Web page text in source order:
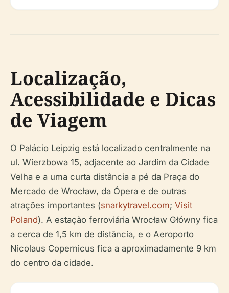
Localização,
Acessibilidade e Dicas
de Viagem
O Palácio Leipzig está localizado centralmente na
ul. Wierzbowa 15, adjacente ao Jardim da Cidade
Velha e a uma curta distância a pé da Praça do
Mercado de Wrocław, da Ópera e de outras
atrações importantes (snarkytravel.com; Visit
Poland). A estação ferroviária Wrocław Główny fica
a cerca de 1,5 km de distância, e o Aeroporto
Nicolaus Copernicus fica a aproximadamente 9 km
do centro da cidade.